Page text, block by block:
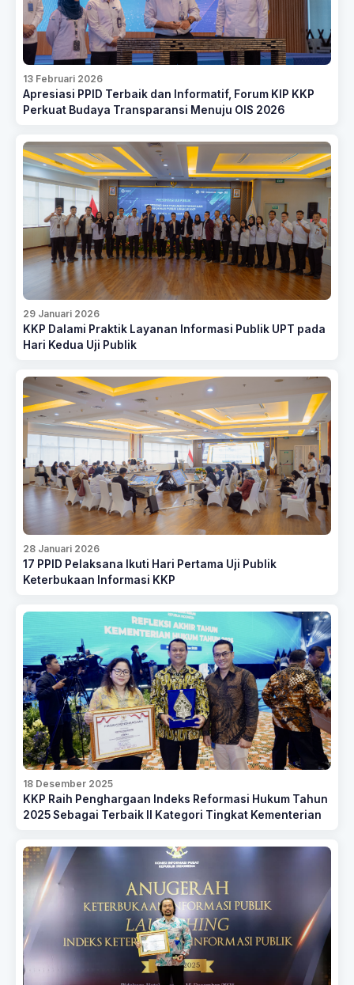
13 Februari 2026
Apresiasi PPID Terbaik dan Informatif, Forum KIP KKP
Perkuat Budaya Transparansi Menuju OIS 2026
29 Januari 2026
KKP Dalami Praktik Layanan Informasi Publik UPT pada
Hari Kedua Uji Publik
28 Januari 2026
17 PPID Pelaksana Ikuti Hari Pertama Uji Publik
Keterbukaan Informasi KKP
18 Desember 2025
KKP Raih Penghargaan Indeks Reformasi Hukum Tahun
2025 Sebagai Terbaik II Kategori Tingkat Kementerian